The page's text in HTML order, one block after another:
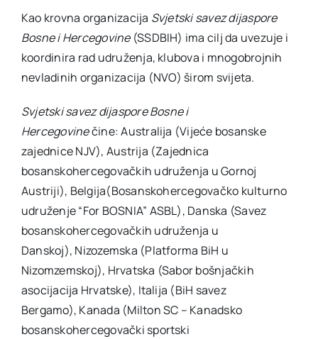
Kao krovna organizacija Svjetski savez dijaspore
Bosne i Hercegovine(SSDBIH) ima cilj da uvezuje i
koordinira rad udruženja, klubova i mnogobrojnih
nevladinih organizacija (NVO) širom svijeta.
Svjetski savez dijaspore Bosne i
Hercegovinečine: Australija (Vijeće bosanske
zajednice NJV), Austrija (Zajednica
bosanskohercegovačkih udruženja u Gornoj
Austriji), Belgija(Bosanskohercegovačko kulturno
udruženje “For BOSNIA” ASBL), Danska (Savez
bosanskohercegovačkih udruženja u
Danskoj), Nizozemska (Platforma BiH u
Nizomzemskoj), Hrvatska (Sabor bošnjačkih
asocijacija Hrvatske), Italija (BiH savez
Bergamo), Kanada (Milton SC – Kanadsko
bosanskohercegovački sportski